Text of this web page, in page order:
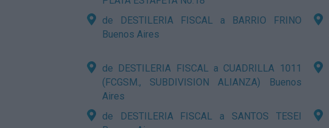
de DESTILERIA FISCAL a BARRIO FRINO
Buenos Aires
de DESTILERIA FISCAL a CUADRILLA 1011
(FCGSM., SUBDIVISION ALIANZA) Buenos
Aires
de DESTILERIA FISCAL a SANTOS TESEI